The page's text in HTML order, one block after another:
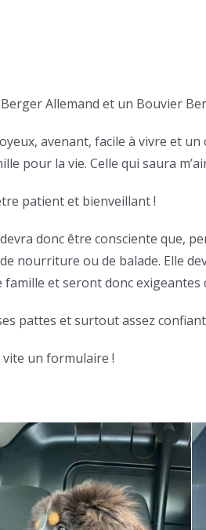
Allemand et un Bouvier
avenant, facile à vivre et
pour la vie. Celle qui saura
patient et bienveillant !
donc être consciente que,
nourriture ou de balade. Elle
et seront donc exigeantes
pattes et surtout assez
un formulaire !